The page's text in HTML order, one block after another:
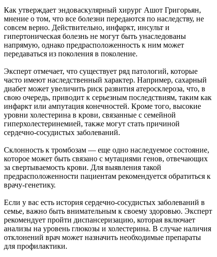
Как утверждает эндоваскулярный хирург Ашот Григорьян,
мнение о том, что все болезни передаются по наследству, не
совсем верно. Действительно, инфаркт, инсульт и
гипертоническая болезнь не могут быть унаследованы
напрямую, однако предрасположенность к ним может
передаваться из поколения в поколение.
Эксперт отмечает, что существует ряд патологий, которые
часто имеют наследственный характер. Например, сахарный
диабет может увеличить риск развития атеросклероза, что, в
свою очередь, приводит к серьезным последствиям, таким как
инфаркт или ампутация конечностей. Кроме того, высокие
уровни холестерина в крови, связанные с семейной
гиперхолестеринемией, также могут стать причиной
сердечно-сосудистых заболеваний.
Склонность к тромбозам — еще одно наследуемое состояние,
которое может быть связано с мутациями генов, отвечающих
за свертываемость крови. Для выявления такой
предрасположенности пациентам рекомендуется обратиться к
врачу-генетику.
Если у вас есть история сердечно-сосудистых заболеваний в
семье, важно быть внимательным к своему здоровью. Эксперт
рекомендует пройти диспансеризацию, которая включает
анализы на уровень глюкозы и холестерина. В случае наличия
отклонений врач может назначить необходимые препараты
для профилактики.